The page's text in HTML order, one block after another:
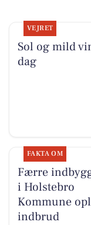
VEJRET
Sol og mild
dag
FAKTA OM
Færre
i Holstebro
Kommune
indbrud